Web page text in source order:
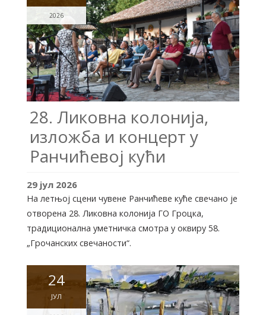
2026
28. Ликовна колонија,
изложба и концерт у
Ранчићевој кући
29 јул 2026
На летњој сцени чувене Ранчићеве куће свечано је
отворена 28. Ликовна колонија ГО Гроцка,
традиционална уметничка смотра у оквиру 58.
„Грочанских свечаности“.
24
ЈУЛ